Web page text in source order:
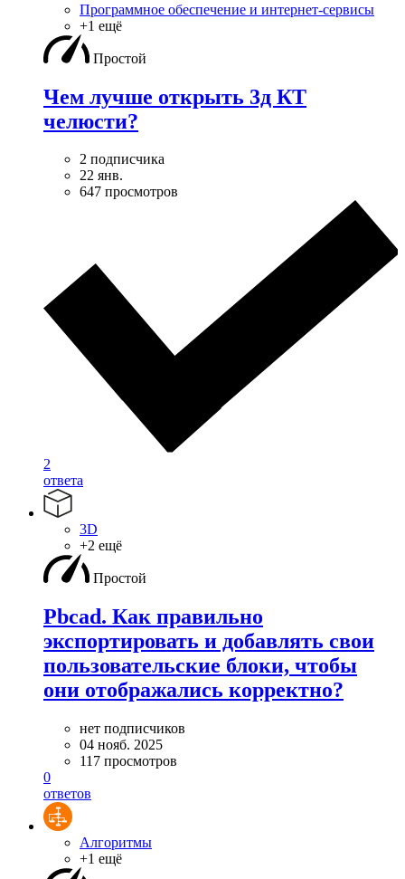
Программное обеспечение и интернет-сервисы
+1 ещё
Простой
Чем лучше открыть 3д КТ
челюсти?
2 подписчика
22 янв.
647 просмотров
2
ответа
3D
+2 ещё
Простой
Pbcad. Как правильно
экспортировать и добавлять свои
пользовательские блоки, чтобы
они отображались корректно?
нет подписчиков
04 нояб. 2025
117 просмотров
0
ответов
Алгоритмы
+1 ещё